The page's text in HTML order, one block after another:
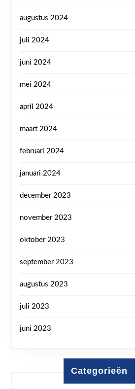
augustus 2024
juli 2024
juni 2024
mei 2024
april 2024
maart 2024
februari 2024
januari 2024
december 2023
november 2023
oktober 2023
september 2023
augustus 2023
juli 2023
juni 2023
Categorieën